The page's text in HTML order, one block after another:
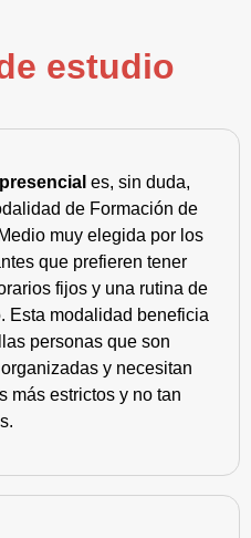
estudio
es, sin duda,
de Formación de
muy elegida por los
que prefieren tener
fijos y una rutina de
Esta modalidad beneficia
personas que son
y necesitan
más estrictos y no tan